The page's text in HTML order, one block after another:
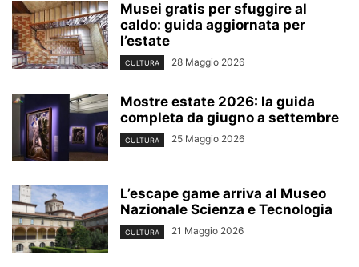
Musei gratis per sfuggire al
caldo: guida aggiornata per
l’estate
CULTURA 28 Maggio 2026
Mostre estate 2026: la guida
completa da giugno a settembre
CULTURA 25 Maggio 2026
L’escape game arriva al Museo
Nazionale Scienza e Tecnologia
CULTURA 21 Maggio 2026